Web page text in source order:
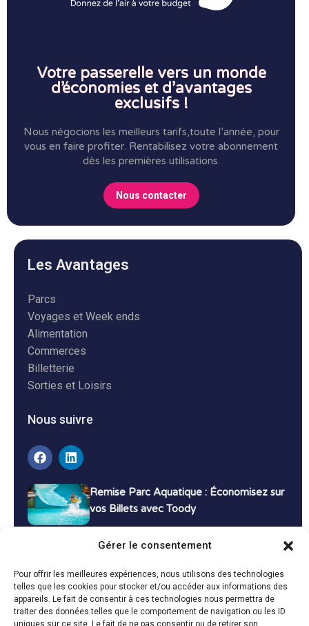
Gérer le consentement
Pour offrir les meilleures expériences, nous utilisons des technologies
telles que les cookies pour stocker et/ou accéder aux informations des
appareils. Le fait de consentir à ces technologies nous permettra de
traiter des données telles que le comportement de navigation ou les ID
uniques sur ce site. Le fait de ne pas consentir ou de retirer son
Votre passerelle vers un monde
d’économies et d’avantages
exclusifs !
Nous négocions les meilleurs tarifs,toute l’année, pour
vous en faire profiter. Rentabilisez votre abonnement
dès les premières utilisations.
Nous contacter
Les Avantages
Parcs
Voyages et Week ends
Alimentation
Commerces
Billetterie
Sorties et Loisirs
Nous suivre
Remise Parc Aquatique : Économisez sur
vos Billets avec Toody
Bons Plans Voyage : Économisez sur vos
Vacances avec Toody
13 décembre 2024 Bon plans